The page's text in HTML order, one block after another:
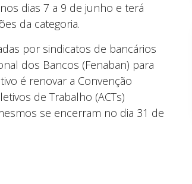
dias 7 a 9 de junho e terá
da categoria.
por sindicatos de bancários
dos Bancos (Fenaban) para
é renovar a Convenção
de Trabalho (ACTs)
se encerram no dia 31 de